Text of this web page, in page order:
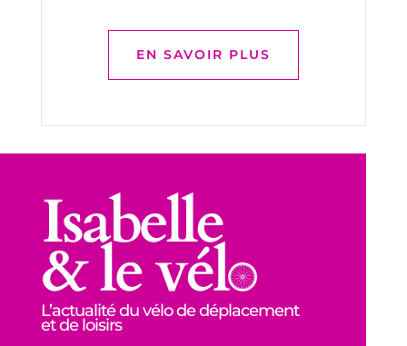
EN SAVOIR PLUS
L’actualité du vélo de déplacement
et de loisirs